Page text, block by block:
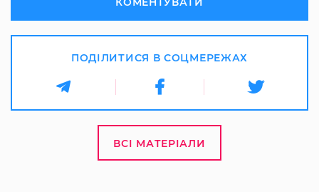
ПОДІЛИТИСЯ В СОЦМЕРЕЖАХ
ВСІ МАТЕРІАЛИ